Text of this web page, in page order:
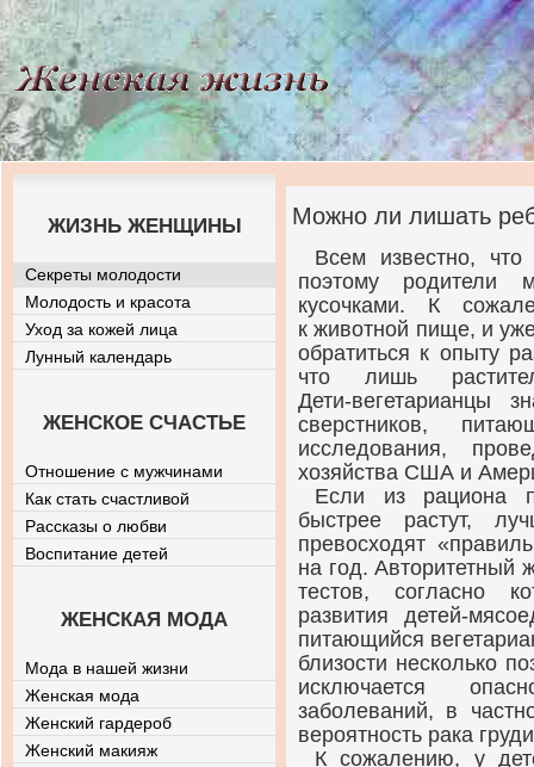
Можно ли лишать
Всем известно,
поэтому родители
кусочками. К
к животной пище, и
обратиться к опыту
что лишь
Дети-вегетарианцы
сверстников,
исследования,
хозяйства США и
Если из рациона
быстрее растут,
превосходят
на год. Авторитетный
тестов, согласно
развития детей-
питающийся
близости несколько
исключается
заболеваний, в
вероятность рака
К сожалению, у
ЖИЗНЬ ЖЕНЩИНЫ
Секреты молодости
Молодость и красота
Уход за кожей лица
Лунный календарь
ЖЕНСКОЕ СЧАСТЬЕ
Отношение с мужчинами
Как стать счастливой
Рассказы о любви
Воспитание детей
ЖЕНСКАЯ МОДА
Мода в нашей жизни
Женская мода
Женский гардероб
Женский макияж